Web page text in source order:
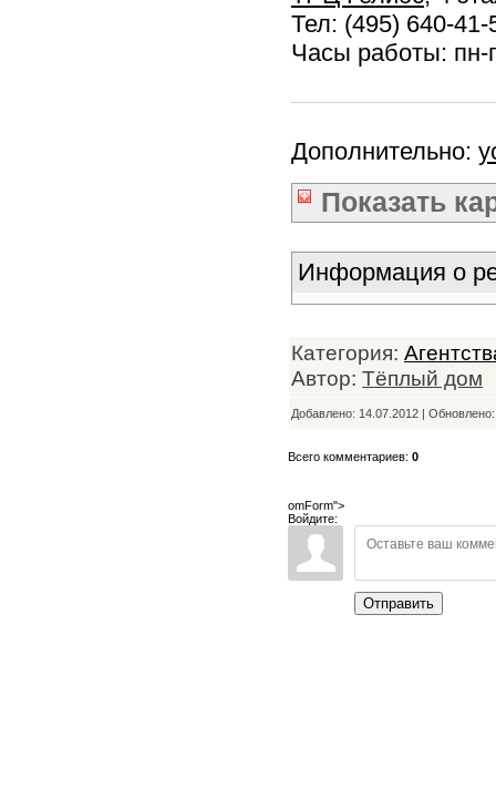
Тел: (495) 640-
Часы работы: пн-
Дополнительно:
Показать
Информация о
Категория:
Автор: Тёплый дом
Добавлено: 14.07.2012 |
Всего комментариев: 0
omForm">
Войдите:
Отправить